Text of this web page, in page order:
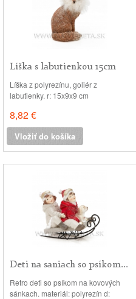
Líška s labutienkou 15cm
Líška z polyrezínu, goliér z
labutienky. r: 15x9x9 cm
8,82 €
Vložiť do košíka
Deti na saniach so psíkom...
Retro deti so psíkom na kovových
sánkach. materiál: polyrezín d: